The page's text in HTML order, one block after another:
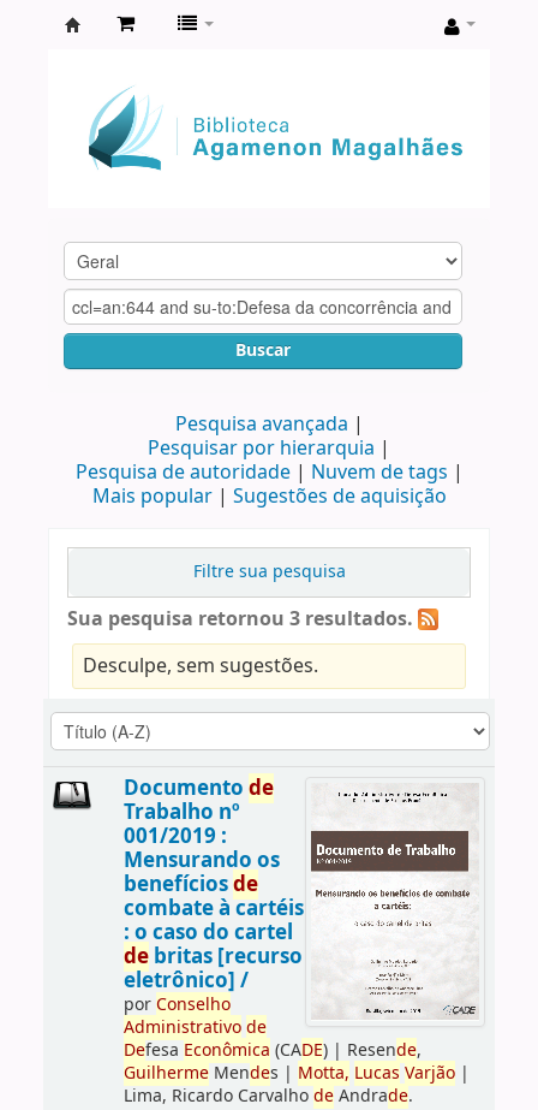
Agamenon
Magalhães
Buscar
Pesquisa avançada
Pesquisar por hierarquia
Pesquisa de autoridade
Nuvem de tags
Mais popular
Sugestões de aquisição
Filtre sua pesquisa
Sua pesquisa retornou 3 resultados.
Desculpe, sem sugestões.
Documento de
Trabalho nº
001/2019 :
Mensurando os
benefíciosde
combate à cartéis
: o caso do cartel
debritas [recurso
eletrônico] /
porConselho
Administrativo de
Defesa Econômica (CADE)| Resende,
GuilhermeMendes | Motta, Lucas Varjão|
Lima, Ricardo CarvalhodeAndrade.